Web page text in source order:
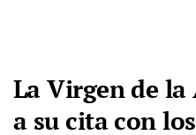
La Virgen de
a su cita con